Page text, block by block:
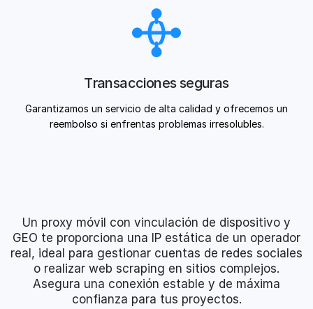
Transacciones seguras
Garantizamos un servicio de alta calidad y ofrecemos un
reembolso si enfrentas problemas irresolubles.
Un proxy móvil con vinculación de dispositivo y
GEO te proporciona una IP estática de un operador
real, ideal para gestionar cuentas de redes sociales
o realizar web scraping en sitios complejos.
Asegura una conexión estable y de máxima
confianza para tus proyectos.